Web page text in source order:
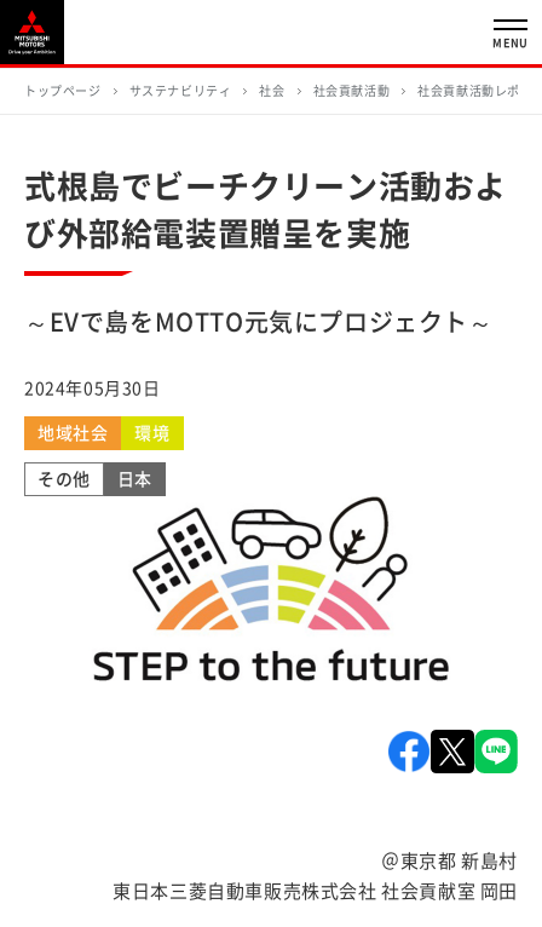
MENU
トップページ サステナビリティ 社会 社会貢献活動 社会貢献活動レポー
式根島でビーチクリーン活動およ
び外部給電装置贈呈を実施
～EVで島をMOTTO元気にプロジェクト～
2024年05月30日
地域社会 環境
その他 日本
＠東京都 新島村
東日本三菱自動車販売株式会社 社会貢献室 岡田